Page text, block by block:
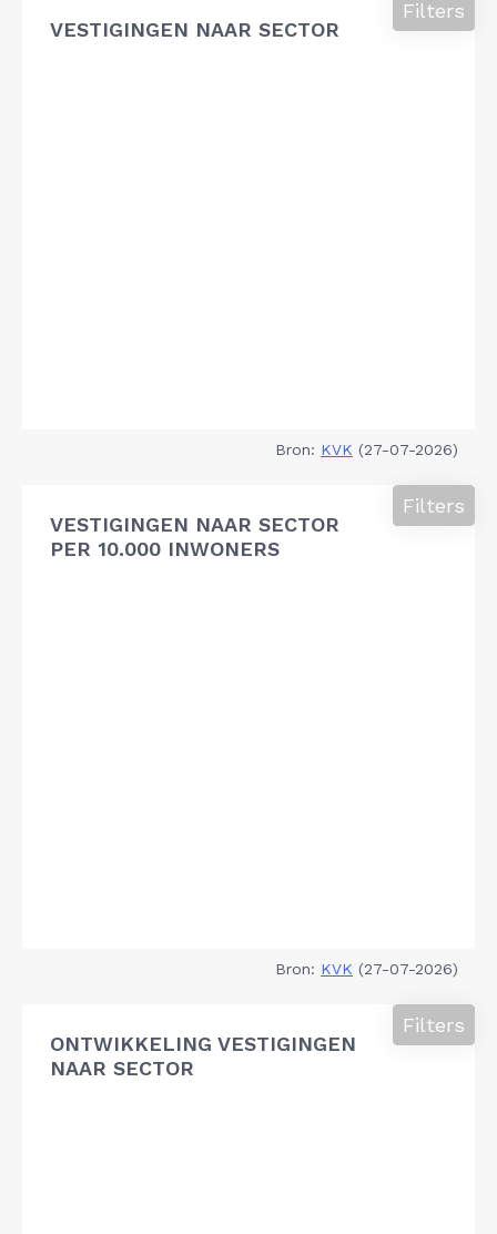
VESTIGINGEN NAAR SECTOR
Filters
Bron: KVK (27-07-2026)
VESTIGINGEN NAAR SECTOR
PER 10.000 INWONERS
Filters
Bron: KVK (27-07-2026)
ONTWIKKELING VESTIGINGEN
NAAR SECTOR
Filters